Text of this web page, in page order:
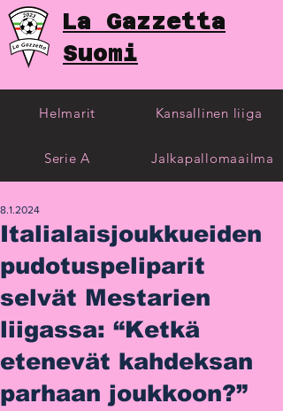
La Gazzetta
Suomi
Helmarit
Serie A
Kansallinen liiga
Jalkapallomaailma
Italialaisjoukkueiden
pudotuspeliparit
selvät Mestarien
liigassa: “Ketkä
etenevät kahdeksan
parhaan joukkoon?”
8.1.2024